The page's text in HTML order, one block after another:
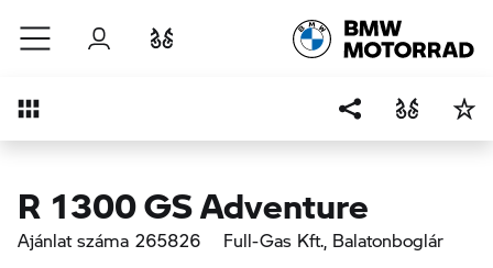
Ugrás a főtartalomra
BejelentkezésÖsszehasonlítás
Áttekintés
R 1300 GS Adventure
Ajánlat száma 265826 Full-Gas Kft., Balatonboglár